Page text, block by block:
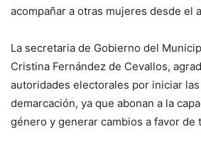
acompañar a otras mujeres desde el
La secretaria de Gobierno del
Cristina Fernández de Cevallos,
autoridades electorales por iniciar
demarcación, ya que abonan a la
género y generar cambios a favor de